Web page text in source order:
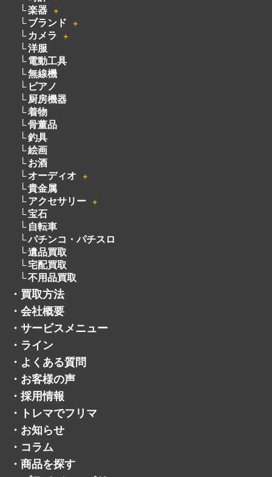
楽器 ＋
ブランド ＋
カメラ ＋
洋服
電動工具
無線機
ピアノ
厨房機器
着物
骨董品
釣具
絵画
お酒
オーディオ
＋
貴金属
アクセサリー
＋
宝石
自転車
パチンコ・パチスロ
遺品買取
宅配買取
不用品買取
・ 買取方法
・ 会社概要
・ サービスメニュー
・ ライン
・ よくある質問
・ お客様の声
・ 採用情報
・
トレマでフリマ
・ お知らせ
・ コラム
・ 商品を探す